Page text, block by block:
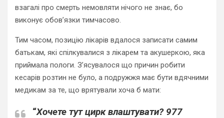
взагалі про смерть немовляти нічого не знає, бо
виконує обов’язки тимчасово.
Тим часом, позицію лікарів вдалося записати самим
батькам, які спілкувалися з лікарем та акушеркою, яка
приймала пологи. З’ясувалося що причин робити
кесарів розтин не було, а подружжя має бути вдячними
медикам за те, що врятували хоча б мати:
“Хочете тут цирк влаштувати? 977